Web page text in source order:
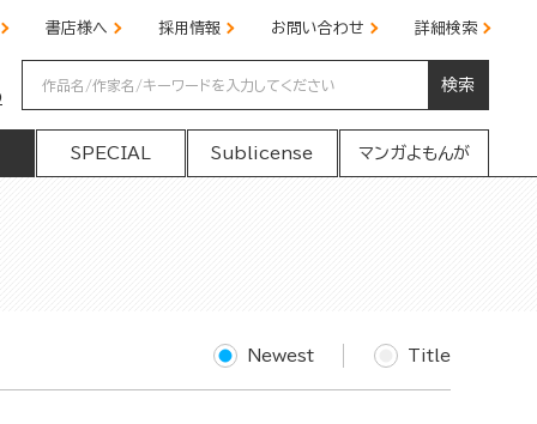
書店様へ 採用情報 お問い合わせ 詳細検索
検索
SPECIAL Sublicense マンガよもんが
Newest Title